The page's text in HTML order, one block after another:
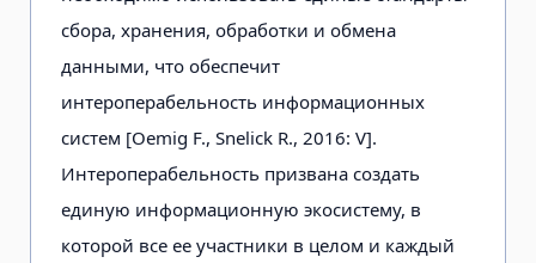
сбора, хранения, обработки и обмена
данными, что обеспечит
интероперабельность информационных
систем [Oemig F., Snelick R., 2016: V].
Интероперабельность призвана создать
единую информационную экосистему, в
которой все ее участники в целом и каждый